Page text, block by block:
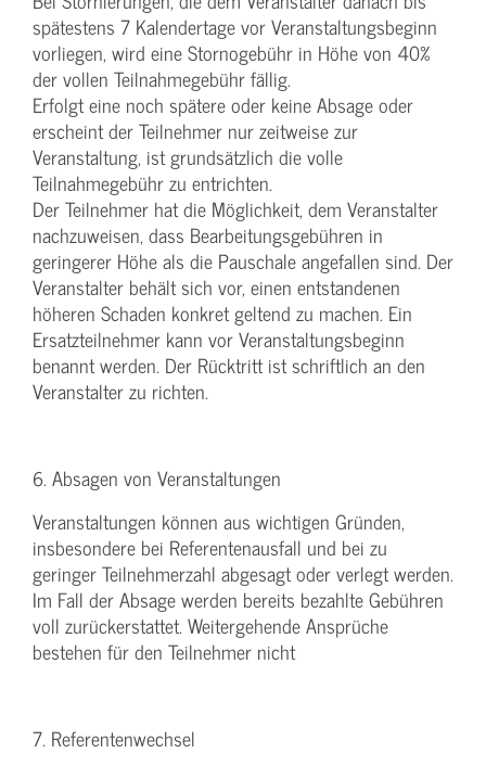
spätestens 7 Kalendertage vor Veranstaltungsbeginn
vorliegen, wird eine Stornogebühr in Höhe von 40%
der vollen Teilnahmegebühr fällig.
Erfolgt eine noch spätere oder keine Absage oder
erscheint der Teilnehmer nur zeitweise zur
Veranstaltung, ist grundsätzlich die volle
Teilnahmegebühr zu entrichten.
Der Teilnehmer hat die Möglichkeit, dem Veranstalter
nachzuweisen, dass Bearbeitungsgebühren in
geringerer Höhe als die Pauschale angefallen sind. Der
Veranstalter behält sich vor, einen entstandenen
höheren Schaden konkret geltend zu machen. Ein
Ersatzteilnehmer kann vor Veranstaltungsbeginn
benannt werden. Der Rücktritt ist schriftlich an den
Veranstalter zu richten.
6. Absagen von Veranstaltungen
Veranstaltungen können aus wichtigen Gründen,
insbesondere bei Referentenausfall und bei zu
geringer Teilnehmerzahl abgesagt oder verlegt werden.
Im Fall der Absage werden bereits bezahlte Gebühren
voll zurückerstattet. Weitergehende Ansprüche
bestehen für den Teilnehmer nicht
7. Referentenwechsel